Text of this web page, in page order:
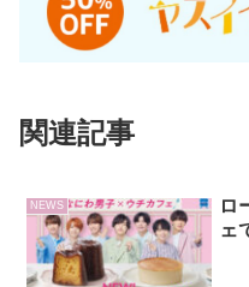
関連記事
NEWS
ロ
ェ